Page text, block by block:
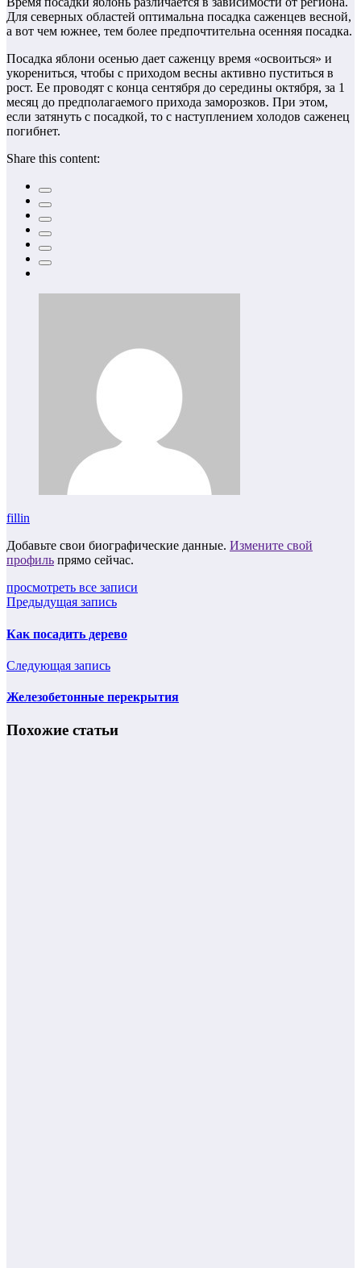
Для северных областей оптимальна посадка саженцев весной,
а вот чем южнее, тем более предпочтительна осенняя посадка.
Посадка яблони осенью дает саженцу время «освоиться» и
укорениться, чтобы с приходом весны активно пуститься в
рост. Ее проводят с конца сентября до середины октября, за 1
месяц до предполагаемого прихода заморозков. При этом,
если затянуть с посадкой, то с наступлением холодов саженец
погибнет.
Share this content:
fillin
Добавьте свои биографические данные. Измените свой
профиль прямо сейчас.
просмотреть все записи
Предыдущая запись
Как посадить дерево
Следующая запись
Железобетонные перекрытия
Похожие статьи